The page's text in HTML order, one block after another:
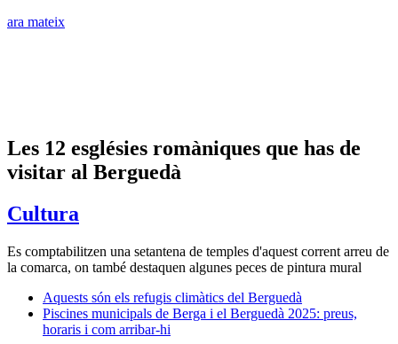
ara mateix
Les 12 esglésies romàniques que has de
visitar al Berguedà
Cultura
Es comptabilitzen una setantena de temples d'aquest corrent arreu de
la comarca, on també destaquen algunes peces de pintura mural
Aquests són els refugis climàtics del Berguedà
Piscines municipals de Berga i el Berguedà 2025: preus,
horaris i com arribar-hi